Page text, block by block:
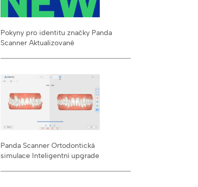
Pokyny pro identitu značky Panda
Scanner Aktualizované
Panda Scanner Ortodontická
simulace Inteligentní upgrade